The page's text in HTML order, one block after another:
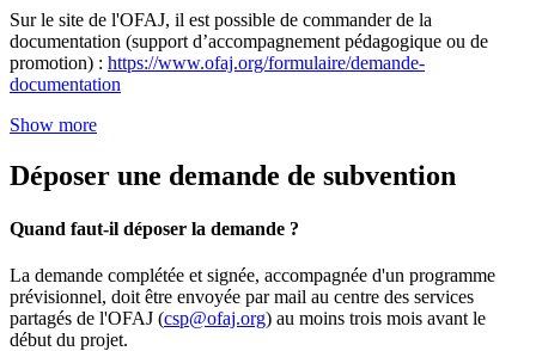
Sur le site de l'OFAJ, il est possible de commander de la
documentation (support d’accompagnement pédagogique ou de
promotion) : https://www.ofaj.org/formulaire/demande-
documentation
Show more
Déposer une demande de subvention
Quand faut-il déposer la demande ?
La demande complétée et signée, accompagnée d'un programme
prévisionnel, doit être envoyée par mail au centre des services
partagés de l'OFAJ (csp@ofaj.org) au moins trois mois avant le
début du projet.